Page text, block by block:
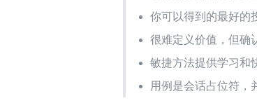
你可以得到的最好的
很难定义价值，但确
敏捷方法提供学习和
用例是会话占位符，